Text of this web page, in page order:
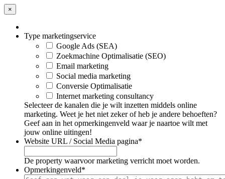
×
Type marketingservice
Google Ads (SEA)
Zoekmachine Optimalisatie (SEO)
Email marketing
Social media marketing
Conversie Optimalisatie
Internet marketing consultancy
Selecteer de kanalen die je wilt inzetten middels online
marketing. Weet je het niet zeker of heb je andere behoeften?
Geef aan in het opmerkingenveld waar je naartoe wilt met
jouw online uitingen!
Website URL / Social Media pagina*
De property waarvoor marketing verricht moet worden.
Opmerkingenveld*